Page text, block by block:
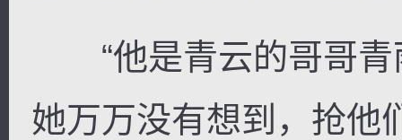
“他是青云的哥哥青
她万万没有想到，抢他